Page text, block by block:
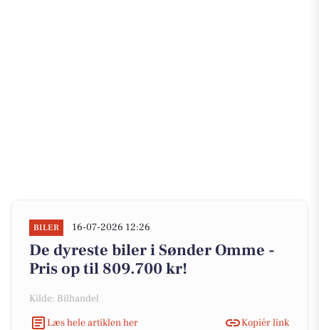
BILER 16-07-2026 12:26
De dyreste biler i Sønder Omme -
Pris op til 809.700 kr!
Kilde: Bilhandel
Læs hele artiklen her
Kopiér link